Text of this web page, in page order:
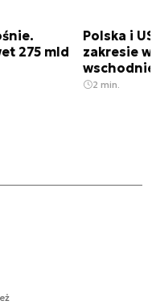
275 mld
Polska i
zakresie
2 min.